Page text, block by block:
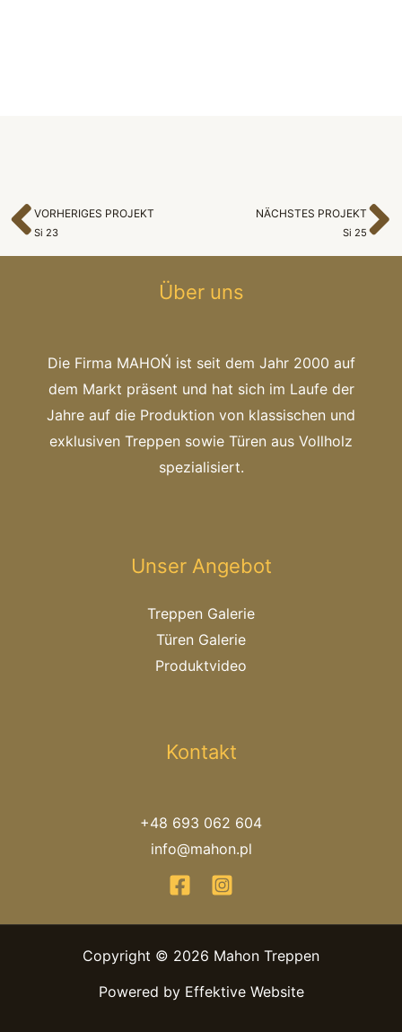
Zurück
VORHERIGES PROJEKT
Si 23
NÄCHSTES PROJEKT
Si 25
Über uns
Die Firma MAHOŃ ist seit dem Jahr 2000 auf
dem Markt präsent und hat sich im Laufe der
Jahre auf die Produktion von klassischen und
exklusiven Treppen sowie Türen aus Vollholz
spezialisiert.
Unser Angebot
Treppen Galerie
Türen Galerie
Produktvideo
Kontakt
+48 693 062 604
info@mahon.pl
Copyright © 2026 Mahon Treppen
Powered by Effektive Website